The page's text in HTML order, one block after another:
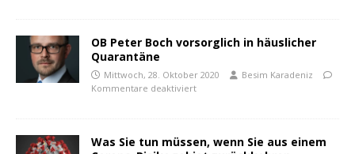
OB Peter Boch vorsorglich in häuslicher
Quarantäne
Mittwoch, 28. Oktober 2020
Besim Karadeniz
Kommentare deaktiviert
Was Sie tun müssen, wenn Sie aus einem